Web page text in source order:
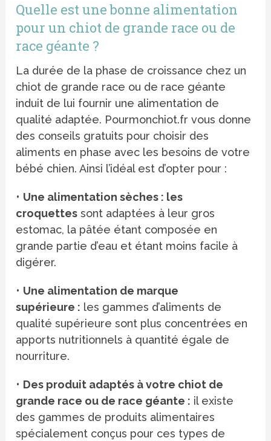
Quelle est une bonne alimentation
pour un chiot de grande race ou de
race géante ?
La durée de la phase de croissance chez un
chiot de grande race ou de race géante
induit de lui fournir une alimentation de
qualité adaptée. Pourmonchiot.fr vous donne
des conseils gratuits pour choisir des
aliments en phase avec les besoins de votre
bébé chien. Ainsi l’idéal est d’opter pour :
• Une alimentation sèches : les
croquettes sont adaptées à leur gros
estomac, la pâtée étant composée en
grande partie d’eau et étant moins facile à
digérer.
• Une alimentation de marque
supérieure : les gammes d’aliments de
qualité supérieure sont plus concentrées en
apports nutritionnels à quantité égale de
nourriture.
• Des produit adaptés à votre chiot de
grande race ou de race géante : il existe
des gammes de produits alimentaires
spécialement conçus pour ces types de